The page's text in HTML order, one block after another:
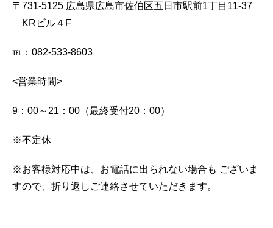
〒731-5125 広島県広島市佐伯区五日市駅前1丁目11-37
KRビル４F
℡：082-533-8603
<営業時間>
9：00～21：00（最終受付20：00）
※不定休
※お客様対応中は、お電話に出られない場合も ございま
すので、折り返しご連絡させていただきます。